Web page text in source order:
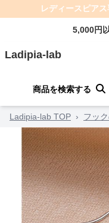
レディースピア
5,000円
Ladipia-lab
商品を検索する
Ladipia-lab TOP › フッ